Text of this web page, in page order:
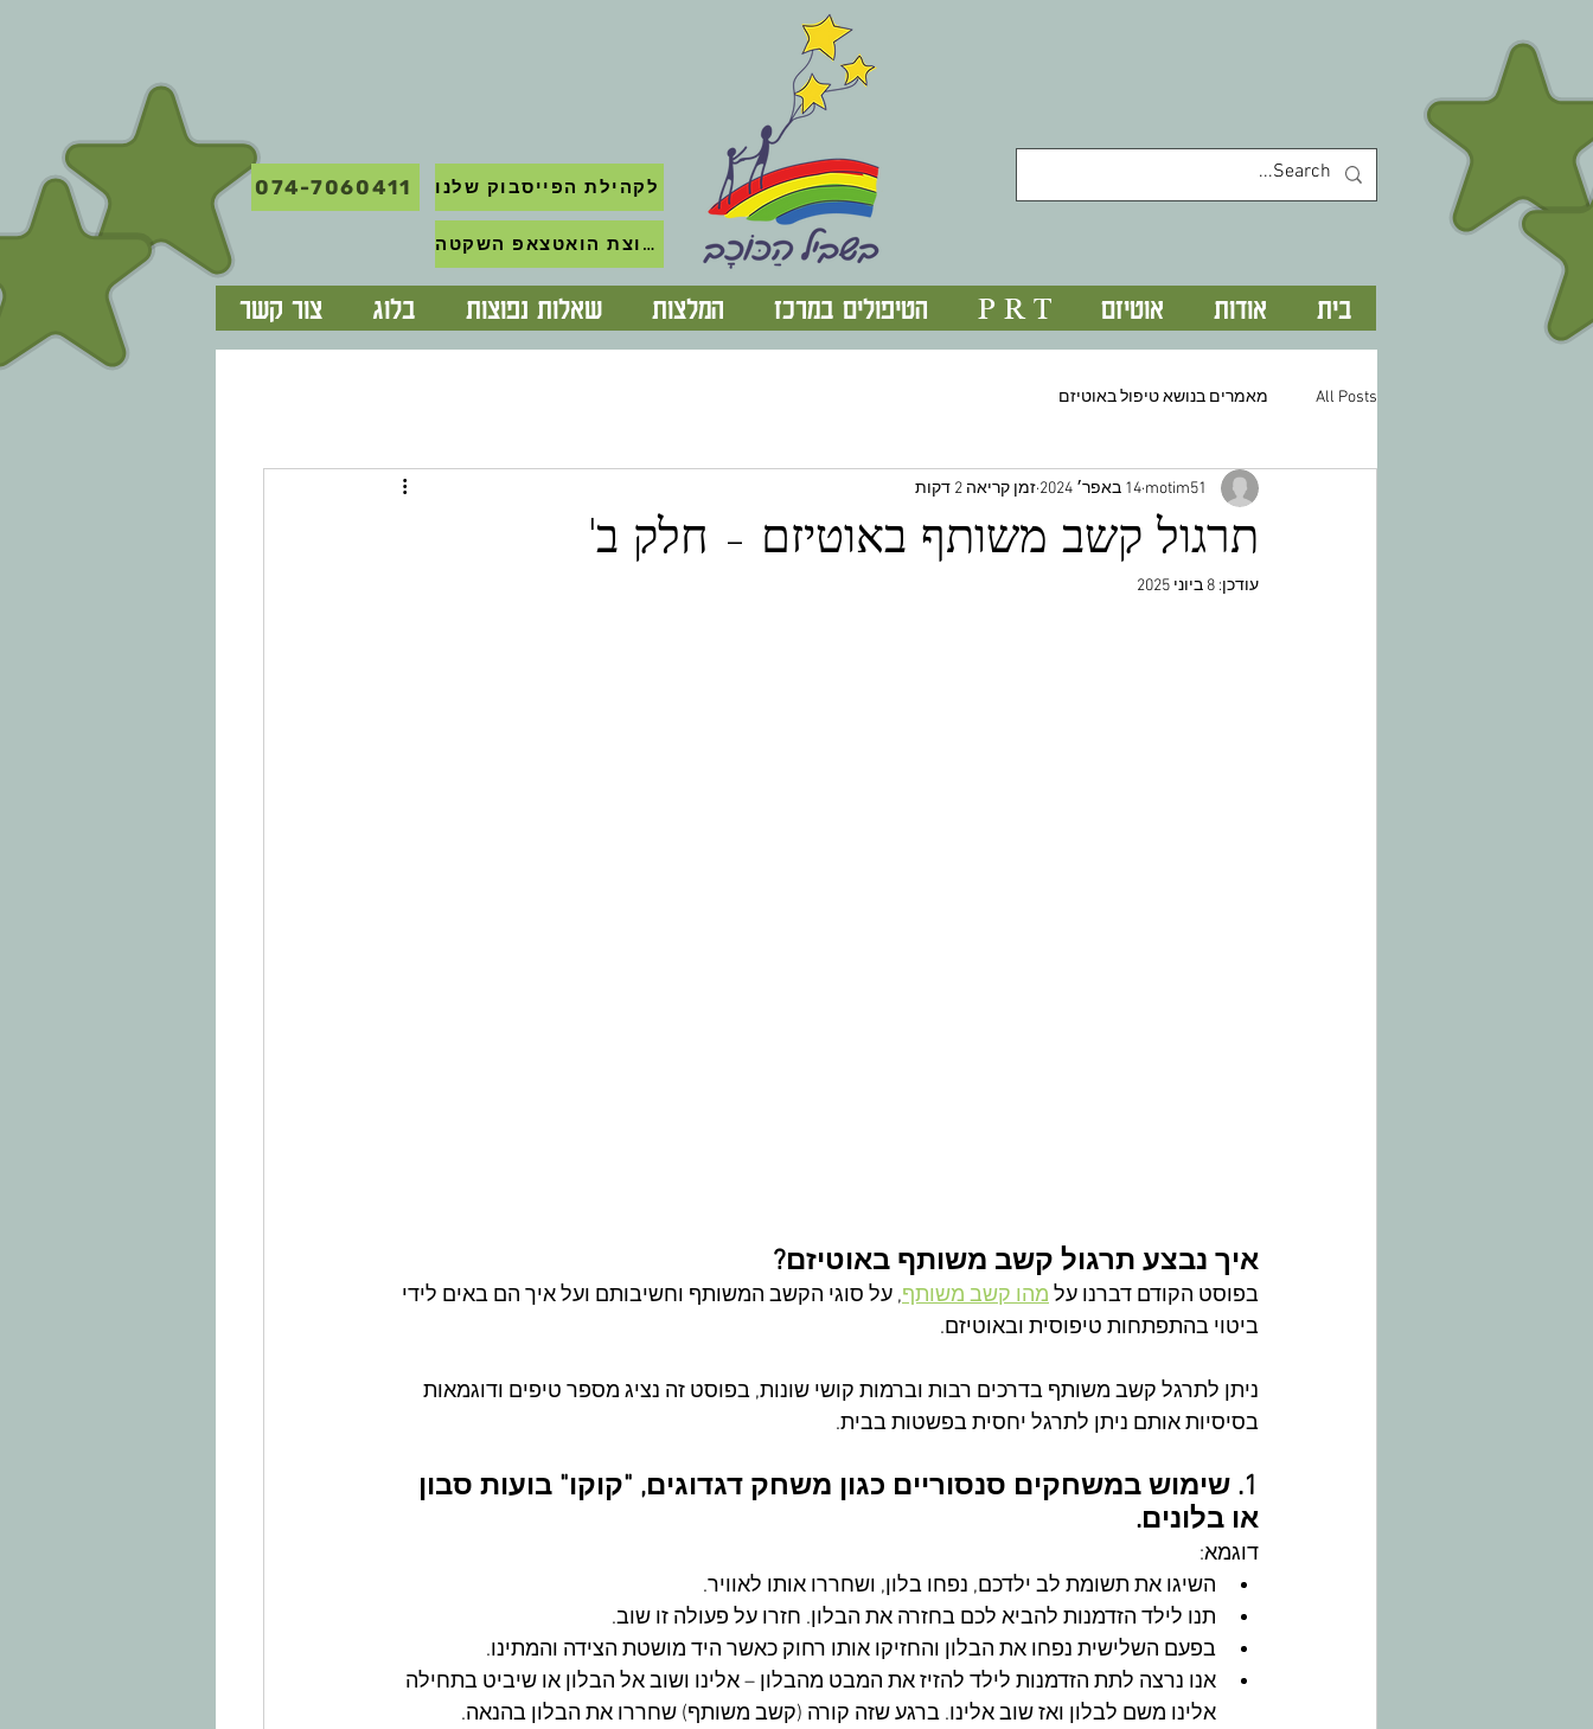
בית אודות אוטיזם P R T הטיפולים במרכז המלצות שאלות נפוצות בלוג צור קשר
074-7060411 לקהילת הפייסבוק שלנו
לקבוצת הואטצאפ השקטה
All Posts מאמרים בנושא טיפול באוטיזם
תרגול קשב משותף באוטיזם – חלק ב'
motim51 14 באפר׳ 2024 זמן קריאה 2 דקות
עודכן: 8 ביוני 2025
איך נבצע תרגול קשב משותף באוטיזם?
בפוסט הקודם דברנו על מהו קשב משותף, על סוגי הקשב המשותף וחשיבותם ועל איך הם באים לידי
ביטוי בהתפתחות טיפוסית ובאוטיזם.
ניתן לתרגל קשב משותף בדרכים רבות וברמות קושי שונות, בפוסט זה נציג מספר טיפים ודוגמאות
בסיסיות אותם ניתן לתרגל יחסית בפשטות בבית.
1. שימוש במשחקים סנסוריים כגון משחק דגדוגים, "קוקו" בועות סבון
או בלונים.
דוגמא:
השיגו את תשומת לב ילדכם, נפחו בלון, ושחררו אותו לאוויר.
תנו לילד הזדמנות להביא לכם בחזרה את הבלון. חזרו על פעולה זו שוב.
בפעם השלישית נפחו את הבלון והחזיקו אותו רחוק כאשר היד מושטת הצידה והמתינו.
אנו נרצה לתת הזדמנות לילד להזיז את המבט מהבלון – אלינו ושוב אל הבלון או שיביט בתחילה
אלינו משם לבלון ואז שוב אלינו. ברגע שזה קורה (קשב משותף) שחררו את הבלון בהנאה.